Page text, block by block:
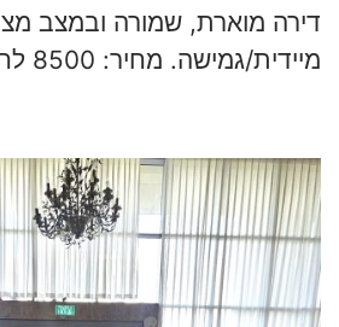
דירה מוארת, שמורה ובמצב
מיידית/גמישה. מחיר: 8500 לחודש